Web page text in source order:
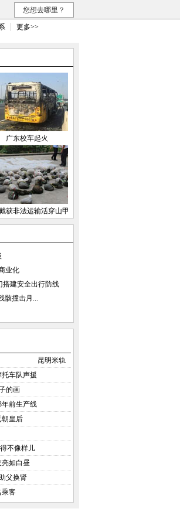
您想去哪里？
更多>>
广东校车起火
获非法运输活穿山甲
业化
搭建安全出行防线
骸撞击月...
昆明米轨
车队声援
的画
年前生产线
朝皇后
不像样儿
如白昼
父换肾
乘客